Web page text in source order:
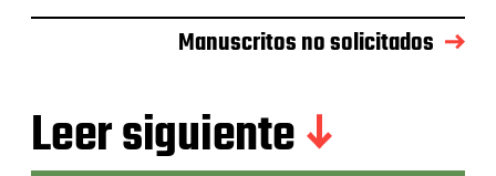
Manuscritos no solicitados
Leer siguiente